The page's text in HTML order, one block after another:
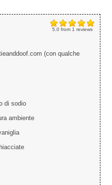
5.0from 1 reviews
(con qualche
di sodio
ambiente